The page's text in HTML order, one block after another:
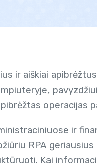
ir aiškiai
operacijas
ir
RPA
Kai